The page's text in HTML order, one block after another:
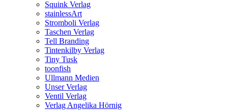
Squink Verlag
stainlessArt
Stromboli Verlag
Taschen Verlag
Tell Branding
Tintenkilby Verlag
Tiny Tusk
toonfish
Ullmann Medien
Unser Verlag
Ventil Verlag
Verlag Angelika Hörnig